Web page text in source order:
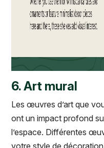
6. Art mural
Les œuvres d’art que
ont un impact profond
l’espace. Différentes